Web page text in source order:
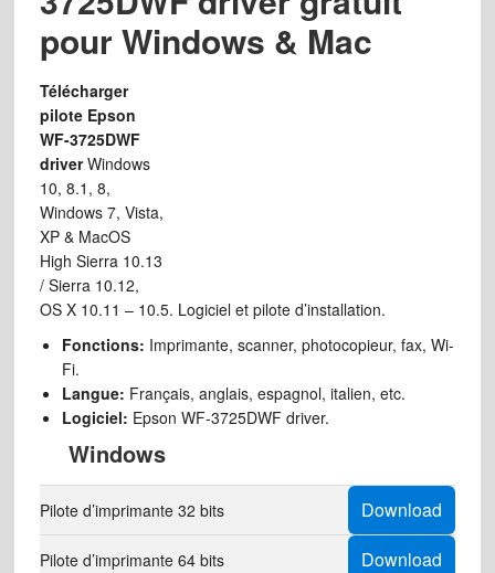
pour Windows & Mac
Télécharger
pilote Epson
WF-3725DWF
driverWindows
10, 8.1, 8,
Windows 7, Vista,
XP & MacOS
High Sierra 10.13
/ Sierra 10.12,
OS X 10.11 – 10.5. Logiciel et pilote d’installation.
Fonctions: Imprimante, scanner, photocopieur, fax, Wi-
Fi.
Langue: Français, anglais, espagnol, italien, etc.
Logiciel: Epson WF-3725DWF driver.
Windows
Pilote d’imprimante 32 bits Download
Pilote d’imprimante 64 bits Download